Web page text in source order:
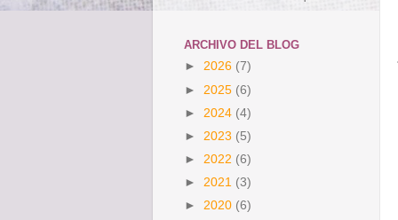
ARCHIVO DEL BLOG
► 2026 (7)
► 2025 (6)
► 2024 (4)
► 2023 (5)
► 2022 (6)
► 2021 (3)
► 2020 (6)